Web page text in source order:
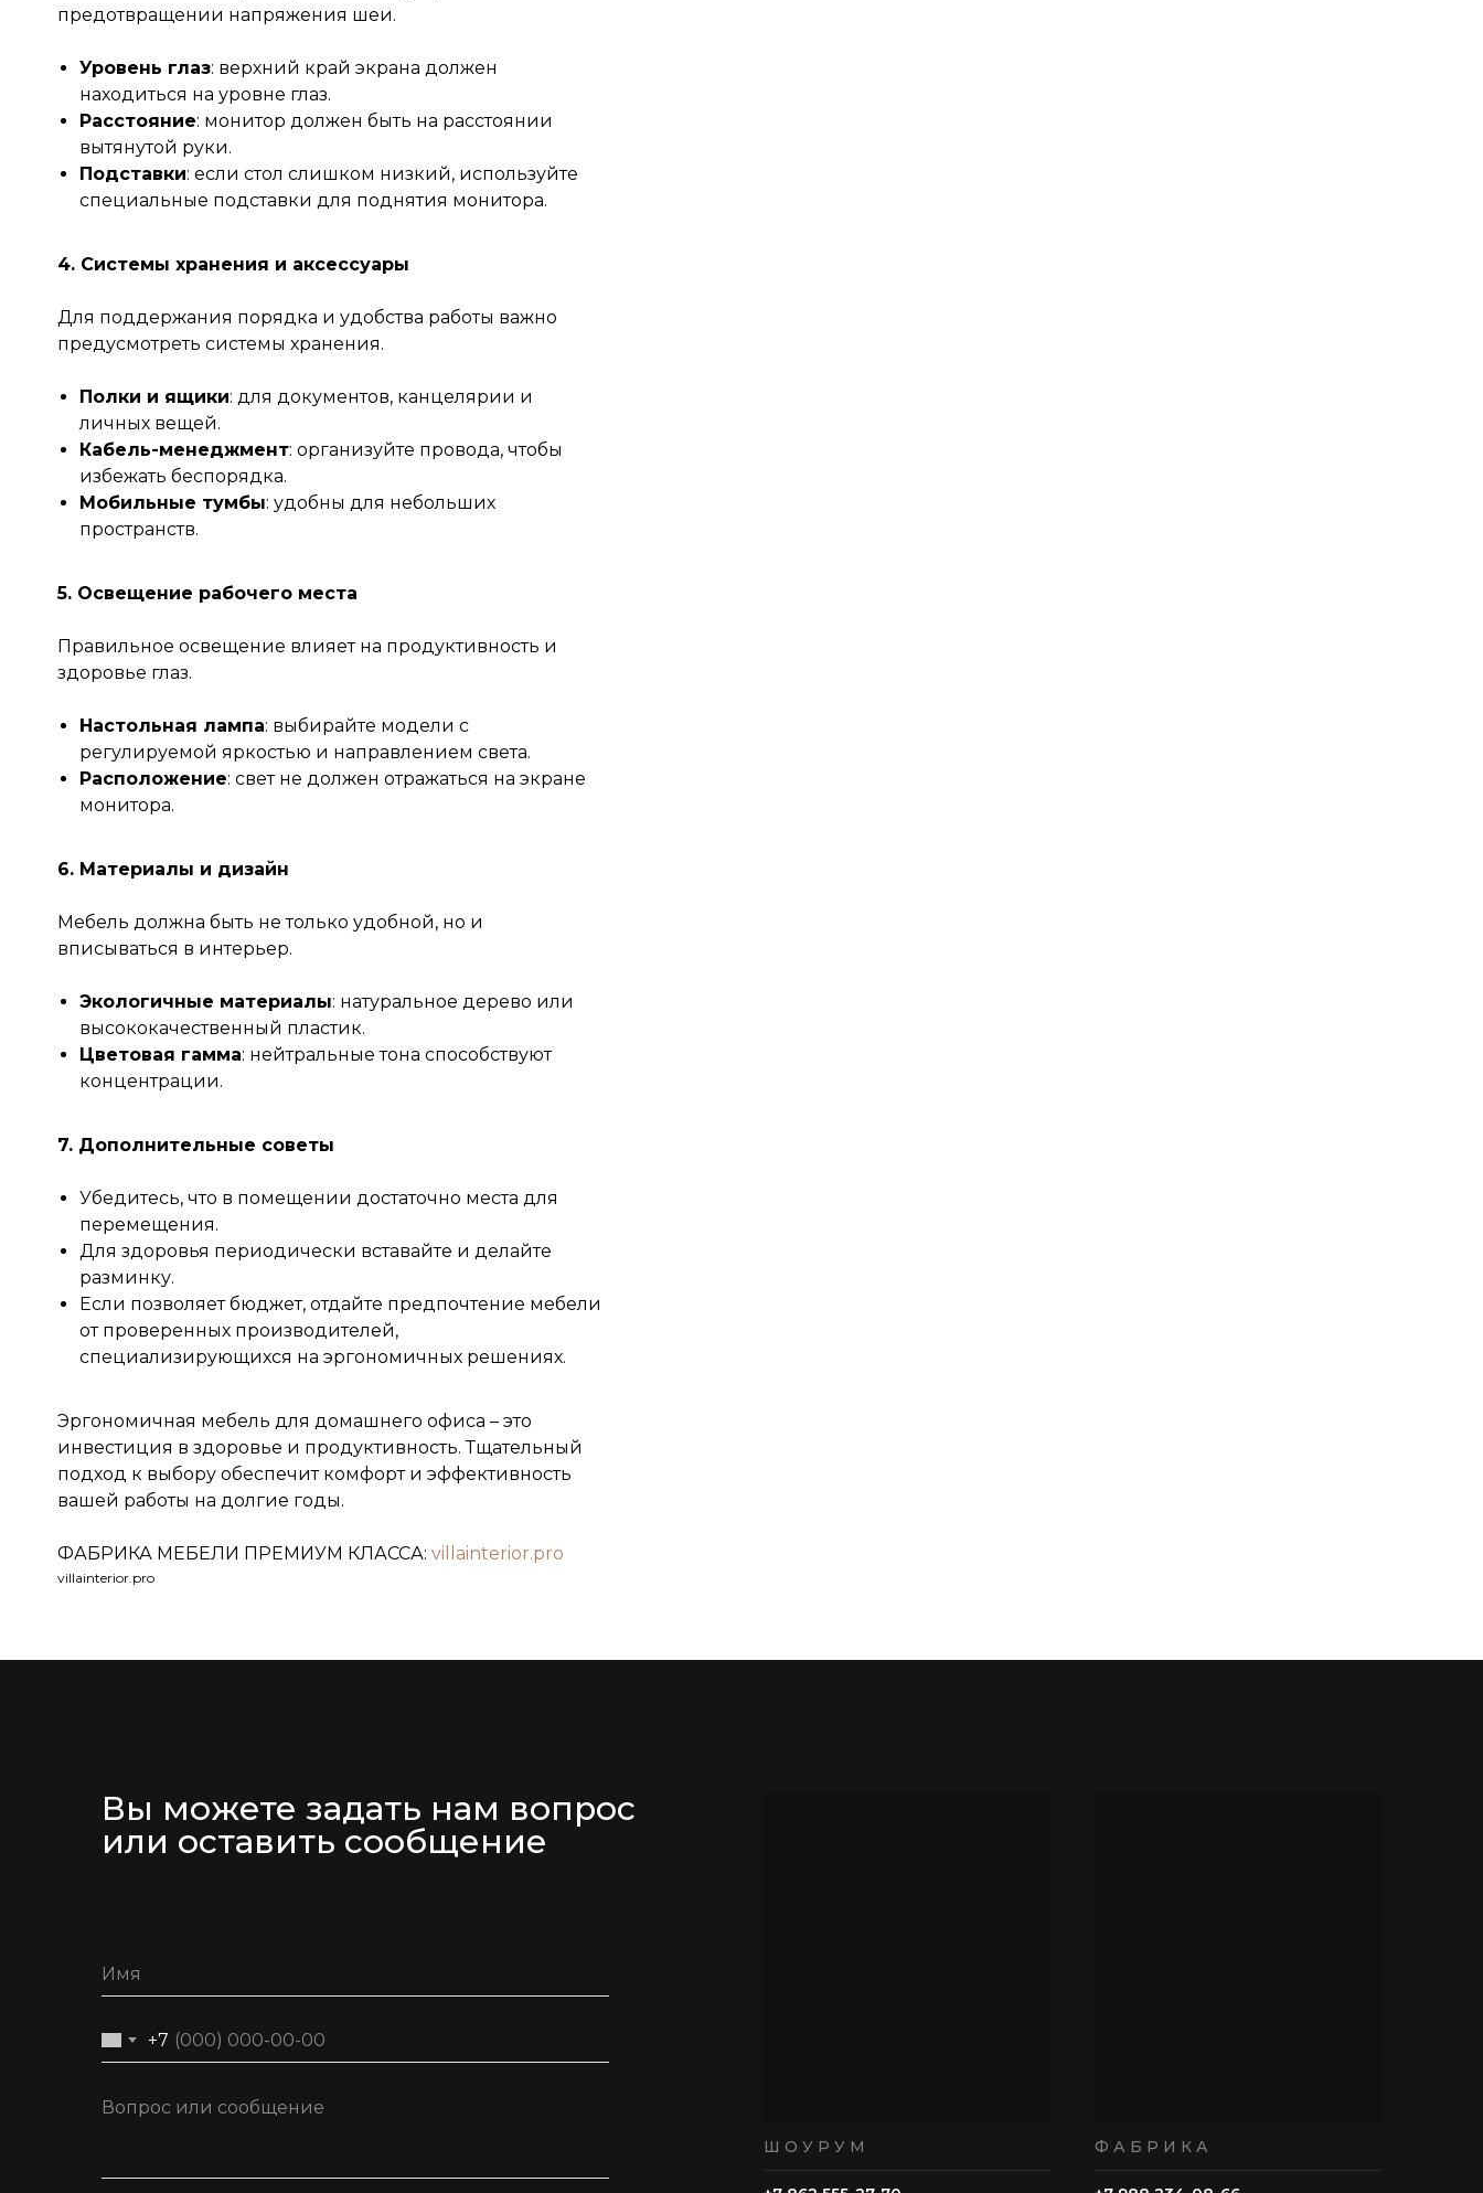
предотвращении напряжения шеи.
Уровень глаз: верхний край экрана должен
находиться на уровне глаз.
Расстояние: монитор должен быть на расстоянии
вытянутой руки.
Подставки: если стол слишком низкий, используйте
специальные подставки для поднятия монитора.
4. Системы хранения и аксессуары
Для поддержания порядка и удобства работы важно
предусмотреть системы хранения.
Полки и ящики: для документов, канцелярии и
личных вещей.
Кабель-менеджмент: организуйте провода, чтобы
избежать беспорядка.
Мобильные тумбы: удобны для небольших
пространств.
5. Освещение рабочего места
Правильное освещение влияет на продуктивность и
здоровье глаз.
Настольная лампа: выбирайте модели с
регулируемой яркостью и направлением света.
Расположение: свет не должен отражаться на экране
монитора.
6. Материалы и дизайн
Мебель должна быть не только удобной, но и
вписываться в интерьер.
Экологичные материалы: натуральное дерево или
высококачественный пластик.
Цветовая гамма: нейтральные тона способствуют
концентрации.
7. Дополнительные советы
Убедитесь, что в помещении достаточно места для
перемещения.
Для здоровья периодически вставайте и делайте
разминку.
Если позволяет бюджет, отдайте предпочтение мебели
от проверенных производителей,
специализирующихся на эргономичных решениях.
Эргономичная мебель для домашнего офиса – это
инвестиция в здоровье и продуктивность. Тщательный
подход к выбору обеспечит комфорт и эффективность
вашей работы на долгие годы.
ФАБРИКА МЕБЕЛИ ПРЕМИУМ КЛАССА: villainterior.pro
villainterior.pro
Вы можете задать нам вопрос
или оставить сообщение
+7
ШОУРУМ ФАБРИКА